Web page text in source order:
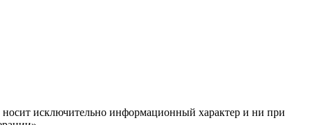
исключительно информационный характер и ни при